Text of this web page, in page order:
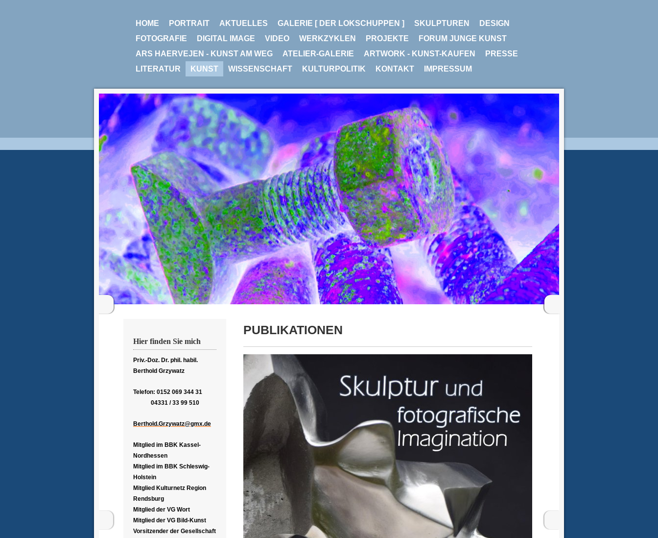
HOME PORTRAIT AKTUELLES GALERIE [ DER LOKSCHUPPEN ] SKULPTUREN
DESIGN
FOTOGRAFIE
DIGITAL IMAGE VIDEO WERKZYKLEN PROJEKTE
FORUM JUNGE KUNST
ARS HAERVEJEN - KUNST AM WEG
ATELIER-GALERIE ARTWORK - KUNST-KAUFEN
PRESSE
LITERATUR
KUNST WISSENSCHAFT KULTURPOLITIK KONTAKT IMPRESSUM
Hier finden Sie mich
Priv.-Doz. Dr. phil. habil.
Berthold Grzywatz
Telefon: 0152 069 344 31
04331 / 33 99 510
Berthold.Grzywatz@gmx.de
Mitglied im BBK Kassel-
Nordhessen
Mitglied im BBK Schleswig-
Holstein
Mitglied Kulturnetz Region
Rendsburg
Mitglied der VG Wort
Mitglied der VG Bild-Kunst
Vorsitzender der Gesellschaft
PUBLIKATIONEN